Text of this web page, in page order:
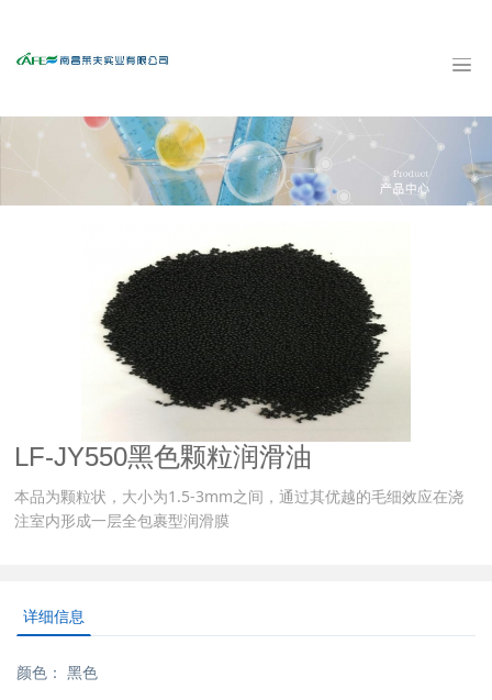
LF-JY550黑色颗粒润滑油
本品为颗粒状，大小为1.5-3mm之间，通过其优越的毛细效应在浇
注室内形成一层全包裹型润滑膜
详细信息
颜色： 黑色